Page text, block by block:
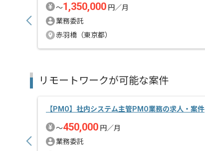
〜1,350,000 円／月
業務委託
赤羽橋（東京都）
リモートワークが可能な案件
【PMO】社内システム主管PMO業務の求人・案件
〜450,000 円／月
業務委託